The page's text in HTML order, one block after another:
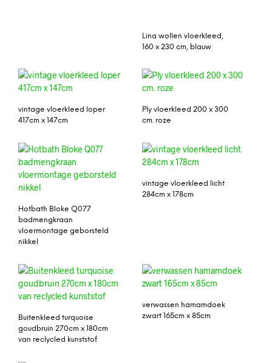
Lina wollen vloerkleed,
160 x 230 cm, blauw
vintage vloerkleed loper
417cm x 147cm
Ply vloerkleed 200 x 300
cm. roze
Hotbath Bloke Q077
badmengkraan
vloermontage geborsteld
nikkel
vintage vloerkleed licht
284cm x 178cm
Buitenkleed turquoise
goudbruin 270cm x 180cm
van reclycled kunststof
verwassen hamamdoek
zwart 165cm x 85cm